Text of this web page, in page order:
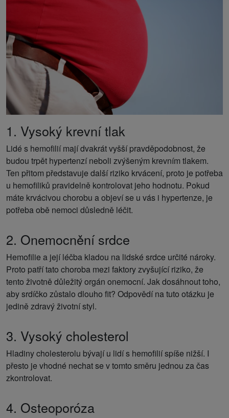
1. Vysoký krevní tlak
Lidé s hemofilií mají dvakrát vyšší pravděpodobnost, že
budou trpět hypertenzí neboli zvýšeným krevním tlakem.
Ten přitom představuje další riziko krvácení, proto je potřeba
u hemofiliků pravidelně kontrolovat jeho hodnotu. Pokud
máte krvácivou chorobu a objeví se u vás i hypertenze, je
potřeba obě nemoci důsledně léčit.
2. Onemocnění srdce
Hemofilie a její léčba kladou na lidské srdce určité nároky.
Proto patří tato choroba mezi faktory zvyšující riziko, že
tento životně důležitý orgán onemocní. Jak dosáhnout toho,
aby srdíčko zůstalo dlouho fit? Odpovědí na tuto otázku je
jedině zdravý životní styl.
3. Vysoký cholesterol
Hladiny cholesterolu bývají u lidí s hemofilií spíše nižší. I
přesto je vhodné nechat se v tomto směru jednou za čas
zkontrolovat.
4. Osteoporóza